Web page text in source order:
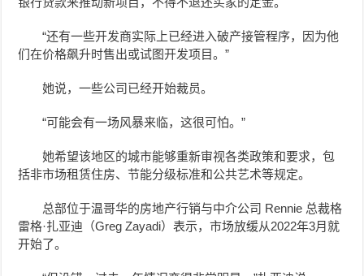
“还有一些开发商实际上已经进入破产接管程序，因为他
们在价格飙升时售出或试图开发项目。”
她说，一些公司已经开始裁员。
“可能会有一场风暴来临，这很可怕。”
她希望该地区的城市能够重新审视各类政策和要求，包
括非市场租赁住房、节能分级标准和公共艺术等规定。
总部位于温哥华的房地产行销与中介公司 Rennie 总裁格
雷格·扎亚迪（Greg Zayadi）表示，市场放缓从2022年3月就
开始了。